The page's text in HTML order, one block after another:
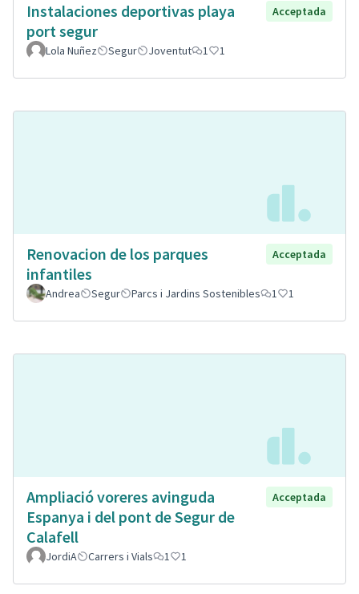
Instalaciones deportivas playa
port segur
Acceptada
Lola Nuñez Segur Joventut 1 1
Renovacion de los parques
infantiles
Acceptada
Andrea Segur Parcs i Jardins Sostenibles 1 1
Ampliació voreres avinguda
Espanya i del pont de Segur de
Calafell
Acceptada
JordiA Carrers i Vials 1 1